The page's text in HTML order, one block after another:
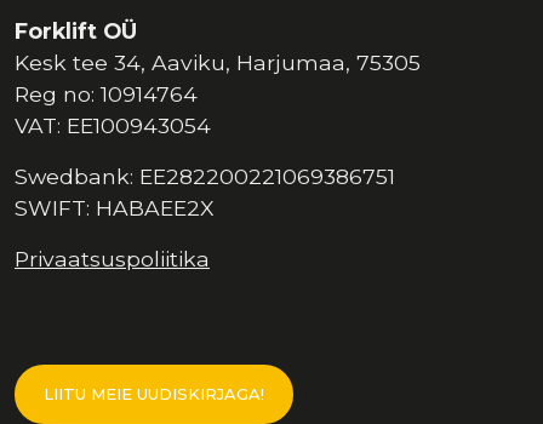
Forklift OÜ
Kesk tee 34, Aaviku, Harjumaa, 75305
Reg no: 10914764
VAT: EE100943054
Swedbank: EE282200221069386751
SWIFT: HABAEE2X
Privaatsuspoliitika
LIITU MEIE UUDISKIRJAGA!